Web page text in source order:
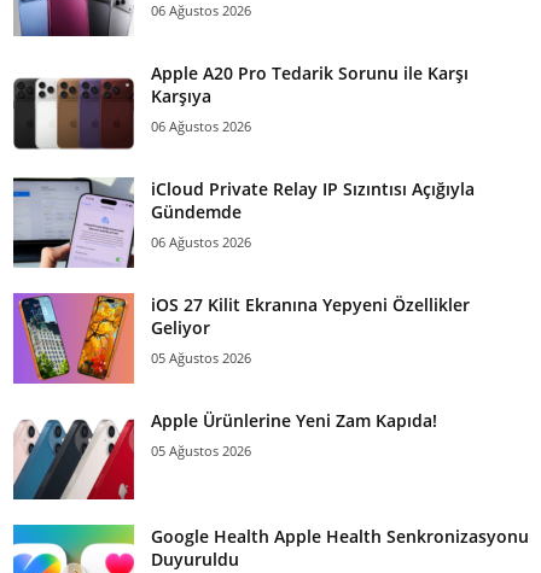
06 Ağustos 2026
Apple A20 Pro Tedarik Sorunu ile Karşı
Karşıya
06 Ağustos 2026
iCloud Private Relay IP Sızıntısı Açığıyla
Gündemde
06 Ağustos 2026
iOS 27 Kilit Ekranına Yepyeni Özellikler
Geliyor
05 Ağustos 2026
Apple Ürünlerine Yeni Zam Kapıda!
05 Ağustos 2026
Google Health Apple Health Senkronizasyonu
Duyuruldu